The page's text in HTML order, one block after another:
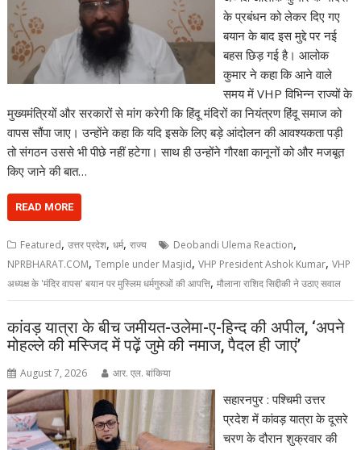
के प्रबंधन को लेकर दिए गए
बयान के बाद इस मुद्दे पर नई
बहस छिड़ गई है। आलोक
कुमार ने कहा कि आने वाले
समय में VHP विभिन्न राज्यों के
मुख्यमंत्रियों और सरकारों से मांग करेगी कि हिंदू मंदिरों का नियंत्रण हिंदू समाज को
वापस सौंपा जाए। उन्होंने कहा कि यदि इसके लिए बड़े आंदोलन की आवश्यकता पड़ी
तो संगठन उससे भी पीछे नहीं हटेगा। साथ ही उन्होंने गौरक्षा कानूनों को और मजबूत
किए जाने की बात…
READ MORE
Featured,उत्तर प्रदेश,धर्म,राज्य Deobandi Ulema Reaction,
NPRBHARAT.COM,Temple under Masjid,VHP President Ashok Kumar,VHP
अध्यक्ष के 'मंदिर वापस' बयान पर मुस्लिम धर्मगुरुओं की आपत्ति,मौलाना राशिद सिद्दीकी ने उठाए सवाल
कांवड़ यात्रा के बीच जमीयत-उलेमा-ए-हिन्द की अपील, ‘अपने
मोहल्ले की मस्जिद में पढ़ें जुमे की नमाज, पैदल ही जाएं’
August 7, 2026 आर. एल. बांकिया
सहारनपुर : पश्चिमी उत्तर
प्रदेश में कांवड़ यात्रा के दूसरे
चरण के दौरान शुक्रवार की